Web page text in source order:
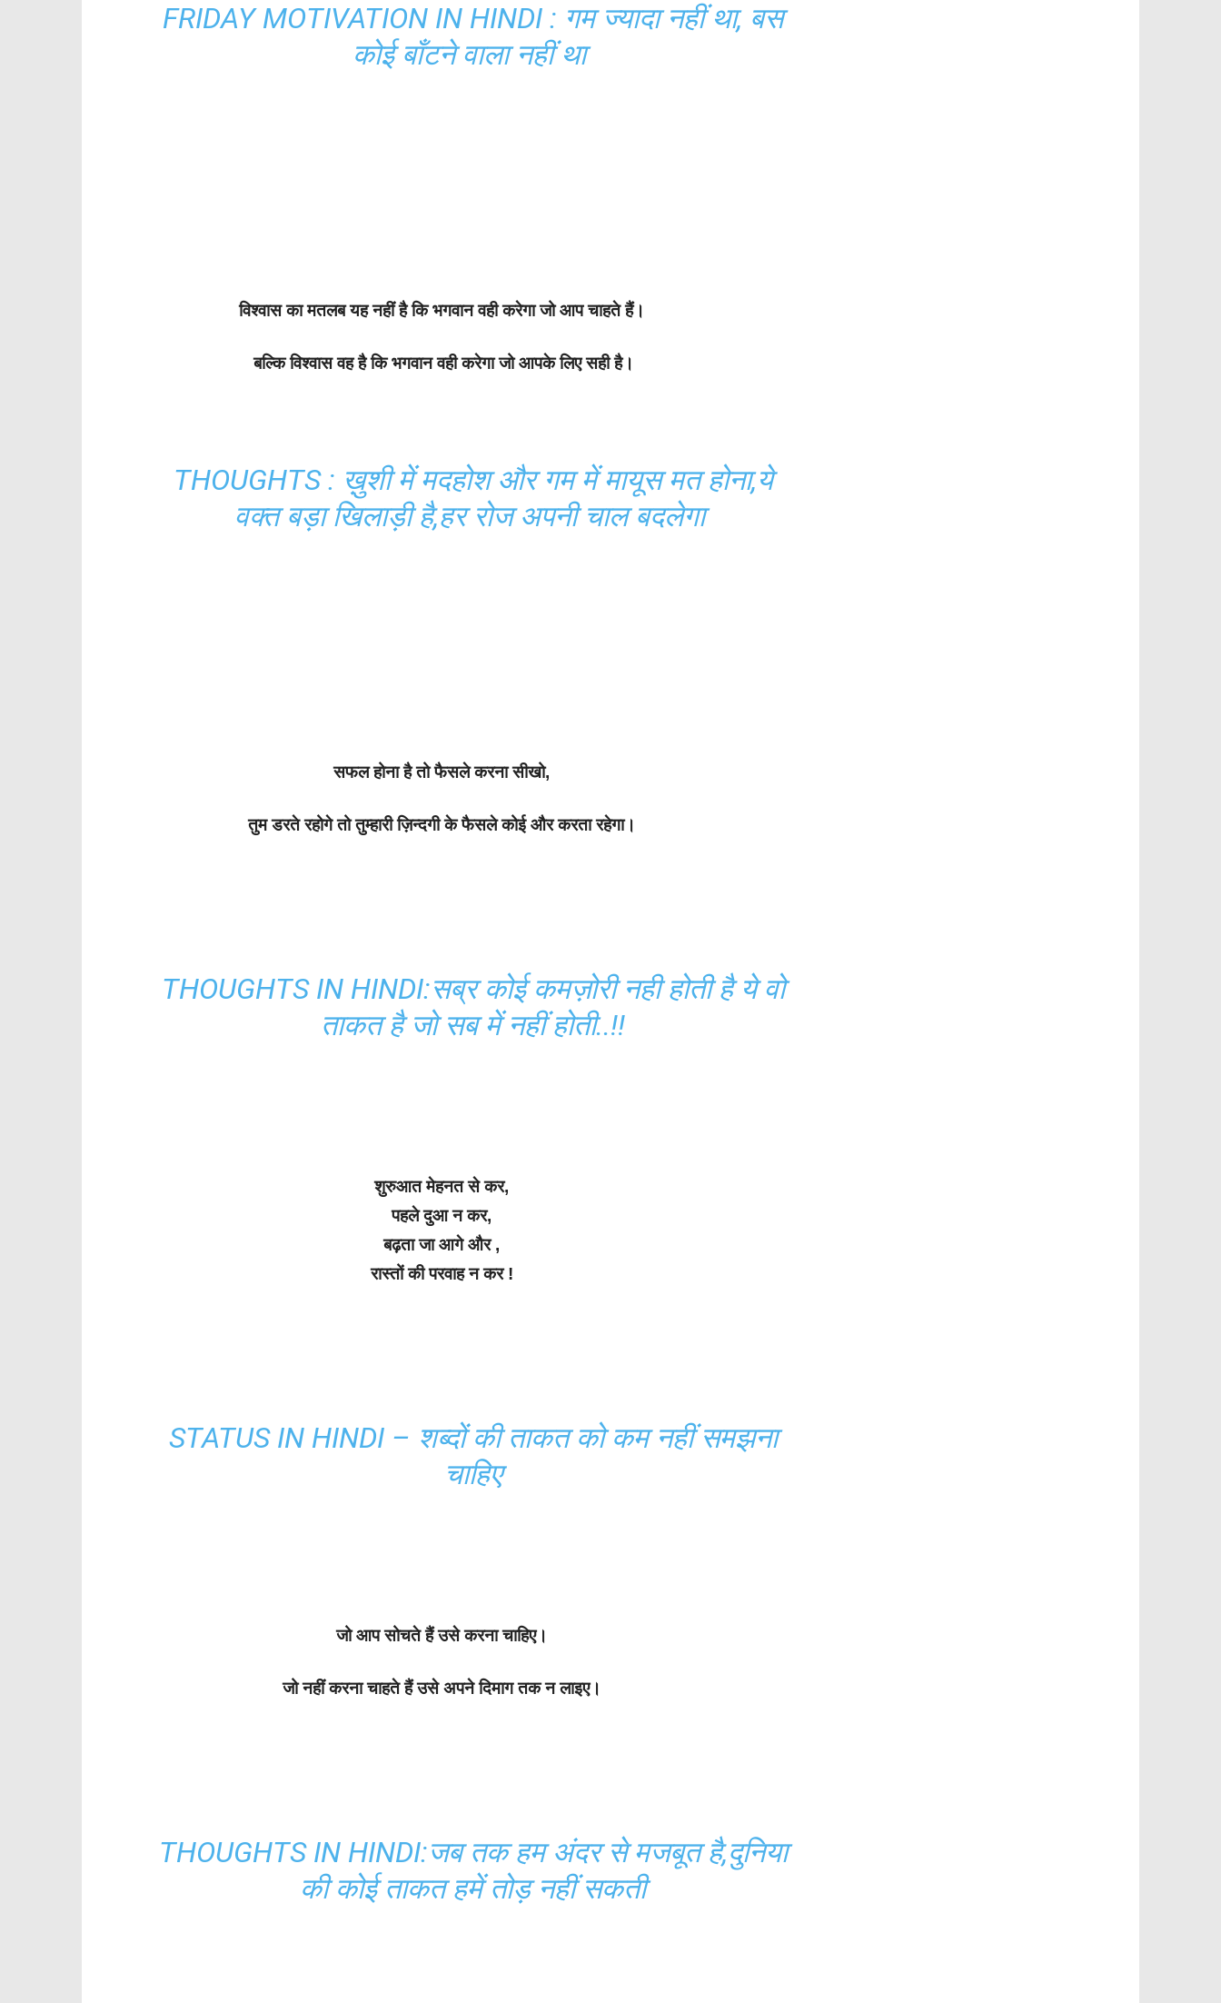
FRIDAY MOTIVATION IN HINDI : गम ज्यादा नहीं था, बस
कोई बाँटने वाला नहीं था
विश्वास का मतलब यह नहीं है कि भगवान वही करेगा जो आप चाहते हैं।
बल्कि विश्वास वह है कि भगवान वही करेगा जो आपके लिए सही है।
THOUGHTS : ख़ुशी में मदहोश और गम में मायूस मत होना,ये
वक्त बड़ा खिलाड़ी है,हर रोज अपनी चाल बदलेगा
सफल होना है तो फैसले करना सीखो,
तुम डरते रहोगे तो तुम्हारी ज़िन्दगी के फैसले कोई और करता रहेगा।
THOUGHTS IN HINDI:सब्र कोई कमज़ोरी नही होती है ये वो
ताकत है जो सब में नहीं होती..!!
शुरुआत मेहनत से कर,
पहले दुआ न कर,
बढ़ता जा आगे और ,
रास्तों की परवाह न कर !
STATUS IN HINDI – शब्दों की ताकत को कम नहीं समझना
चाहिए
जो आप सोचते हैं उसे करना चाहिए।
जो नहीं करना चाहते हैं उसे अपने दिमाग तक न लाइए।
THOUGHTS IN HINDI:जब तक हम अंदर से मजबूत है,दुनिया
की कोई ताकत हमें तोड़ नहीं सकती